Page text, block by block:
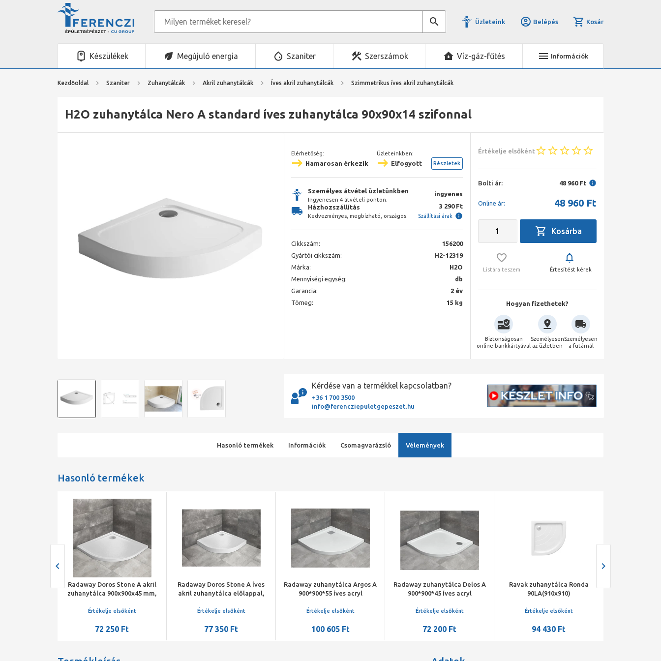
Üzleteink Belépés Kosár
Készülékek Megújuló energia Szaniter Szerszámok Víz-gáz-fűtés Információk
Kezdőoldal Szaniter Zuhanytálcák Akril zuhanytálcák Íves akril zuhanytálcák Szimmetrikus íves akril zuhanytálcák
H2O zuhanytálca Nero A standard íves zuhanytálca 90x90x14 szifonnal
Elérhetőség:
Hamarosan érkezik
Üzleteinkben:
Elfogyott Részletek
Személyes átvétel üzletünkben
Ingyenesen 4 átvételi ponton.
ingyenes
Házhozszállítás
Kedvezményes, megbízható, országos.
3 290 Ft
Szállítási árak
Cikkszám:
156200
Gyártói cikkszám:
H2-12319
Márka:
H2O
Mennyiségi egység:
db
Garancia:
2 év
Tömeg:
15 kg
Értékelje elsőként
Bolti ár: 48 960 Ft
Online ár: 48 960 Ft
Listára teszem Értesítést kérek
Hogyan fizethetek?
Biztonságosan
online bankkártyával
Személyesen
az üzletben
Személyesen
a futárnál
Kérdése van a termékkel kapcsolatban?
+36 1 700 3500
info@ferencziepuletgepeszet.hu
Hasonló termékek Információk Csomagvarázsló Vélemények
Hasonló termékek
Radaway Doros Stone A akril
zuhanytálca 900x900x45 mm,
Értékelje elsőként
72 250 Ft
Radaway Doros Stone A íves
akril zuhanytálca előlappal,
Értékelje elsőként
77 350 Ft
Radaway zuhanytálca Argos A
900*900*55 íves acryl
Értékelje elsőként
100 605 Ft
Radaway zuhanytálca Delos A
900*900*45 íves acryl
Értékelje elsőként
72 200 Ft
Ravak zuhanytálca Ronda
90LA(910x910)
Értékelje elsőként
94 430 Ft